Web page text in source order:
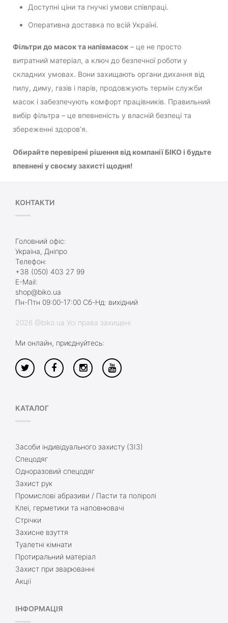
Доступні ціни та гнучкі умови співпраці.
Оперативна доставка по всій Україні.
Фільтри до масок та напівмасок – це не просто
витратний матеріал, а ключ до безпечної роботи у
складних умовах. Вони захищають органи дихання від
пилу, диму, газів і парів, продовжують термін служби
масок і забезпечують комфорт працівників. Правильний
вибір фільтра – це впевненість у власній безпеці та
збереженні здоров’я.
Обирайте перевірені рішення від компанії БІКО і будьте
впевнені у своєму захисті щодня!
КОНТАКТИ
Головний офіс:
Україна, Дніпро
Телефон:
+38 (050) 403 27 99
E-Mail:
shop@biko.ua
Пн-Птн 09:00-17:00 Сб-Нд: вихідний
2026 @biko.ua Усі права захищені
Ми онлайн, приєднуйтесь:
КАТАЛОГ
Засоби індивідуального захисту (ЗІЗ)
Спецодяг
Одноразовий спецодяг
Захист рук
Промислові абразиви / Пасти та поліролі
Клеї, герметики та наповнювачі
Стрічки
Захисне взуття
Туалетні кімнати
Протиральний матеріал
Захист при зварюванні
Акції
ІНФОРМАЦІЯ